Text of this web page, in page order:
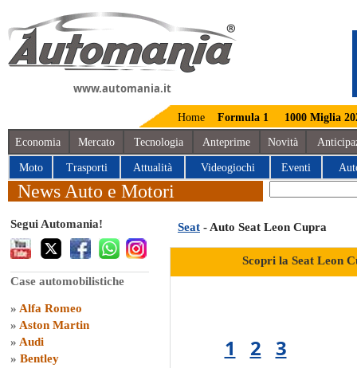
www.automania.it
Home Formula 1 1000 Miglia
Economia Mercato Tecnologia Anteprime Novità
Moto Trasporti Attualità Videogiochi Eventi
News Auto e Motori
Segui Automania!
Case automobilistiche
» Alfa Romeo
» Aston Martin
» Audi
» Bentley
Seat - Auto Seat Leon Cupra
Scopri la Seat Leon
1 2 3